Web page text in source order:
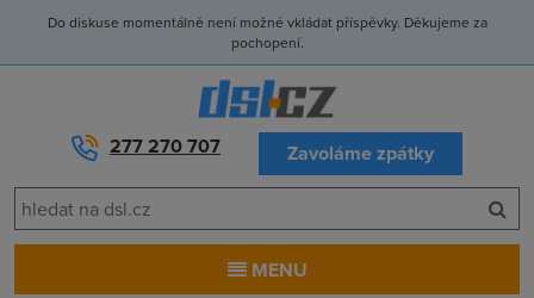
Do diskuse momentálně není možné vkládat příspěvky. Děkujeme za
pochopení.
277 270 707 Zavoláme zpátky
MENU